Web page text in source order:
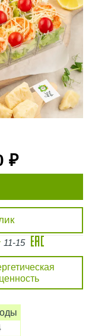
₽
11-15
ценность